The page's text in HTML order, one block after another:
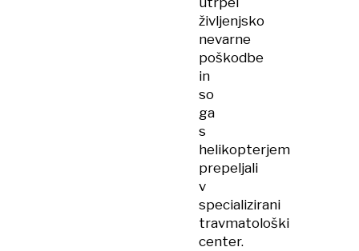
življenjsko
nevarne
poškodbe
in
so
ga
s
helikopterjem
prepeljali
v
specializirani
travmatološki
center.